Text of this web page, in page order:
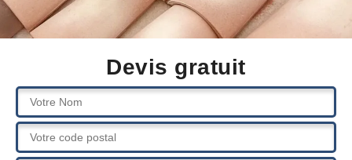
Devis gratuit